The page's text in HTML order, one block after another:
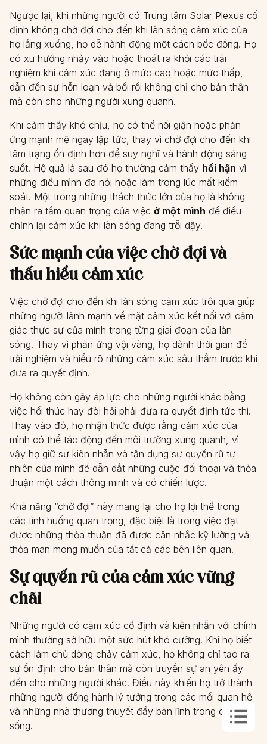
Ngược lại, khi những người có Trung tâm Solar Plexus cố
định không chờ đợi cho đến khi làn sóng cảm xúc của
họ lắng xuống, họ dễ hành động một cách bốc đồng. Họ
có xu hướng nhảy vào hoặc thoát ra khỏi các trải
nghiệm khi cảm xúc đang ở mức cao hoặc mức thấp,
dẫn đến sự hỗn loạn và bối rối không chỉ cho bản thân
mà còn cho những người xung quanh.
Khi cảm thấy khó chịu, họ có thể nổi giận hoặc phản
ứng mạnh mẽ ngay lập tức, thay vì chờ đợi cho đến khi
tâm trạng ổn định hơn để suy nghĩ và hành động sáng
suốt. Hệ quả là sau đó họ thường cảm thấy hối hận vì
những điều mình đã nói hoặc làm trong lúc mất kiểm
soát. Một trong những thách thức lớn của họ là không
nhận ra tầm quan trọng của việc ở một mình để điều
chỉnh lại cảm xúc khi làn sóng đang trỗi dậy.
Sức mạnh của việc chờ đợi và
thấu hiểu cảm xúc
Việc chờ đợi cho đến khi làn sóng cảm xúc trôi qua giúp
những người lành mạnh về mặt cảm xúc kết nối với cảm
giác thực sự của mình trong từng giai đoạn của làn
sóng. Thay vì phản ứng vội vàng, họ dành thời gian để
trải nghiệm và hiểu rõ những cảm xúc sâu thẳm trước khi
đưa ra quyết định.
Họ không còn gây áp lực cho những người khác bằng
việc hối thúc hay đòi hỏi phải đưa ra quyết định tức thì.
Thay vào đó, họ nhận thức được rằng cảm xúc của
mình có thể tác động đến môi trường xung quanh, vì
vậy họ giữ sự kiên nhẫn và tận dụng sự quyến rũ tự
nhiên của mình để dẫn dắt những cuộc đối thoại và thỏa
thuận một cách thông minh và có chiến lược.
Khả năng “chờ đợi” này mang lại cho họ lợi thế trong
các tình huống quan trọng, đặc biệt là trong việc đạt
được những thỏa thuận đã được cân nhắc kỹ lưỡng và
thỏa mãn mong muốn của tất cả các bên liên quan.
Sự quyến rũ của cảm xúc vững
chãi
Những người có cảm xúc cố định và kiên nhẫn với chính
mình thường sở hữu một sức hút khó cưỡng. Khi họ biết
cách làm chủ dòng chảy cảm xúc, họ không chỉ tạo ra
sự ổn định cho bản thân mà còn truyền sự an yên ấy
đến cho những người khác. Điều này khiến họ trở thành
những người đồng hành lý tưởng trong các mối quan hệ
và những nhà thương thuyết đầy bản lĩnh trong cuộc
sống.